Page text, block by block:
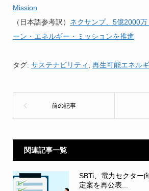
Mission
（日本語参考訳） ネクサンプ、5億2000
ーン・エネルギー・ミッションを推進
タグ: サステナビリティ 再生可能エネル
関連記事一覧
SBTi、電力セクター
定案を再公表...